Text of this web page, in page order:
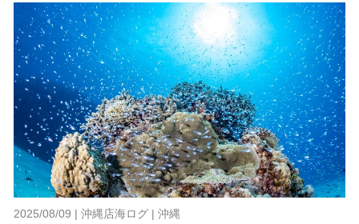
2025/08/09 | 沖縄店海ログ| 沖縄